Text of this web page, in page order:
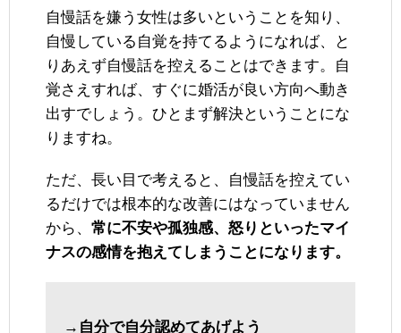
自慢話を嫌う女性は多いということを知り、
自慢している自覚を持てるようになれば、と
りあえず自慢話を控えることはできます。自
覚さえすれば、すぐに婚活が良い方向へ動き
出すでしょう。ひとまず解決ということにな
りますね。
ただ、長い目で考えると、自慢話を控えてい
るだけでは根本的な改善にはなっていません
から、 常に不安や孤独感、怒りといったマイ
ナスの感情を抱えてしまうことになります。
→自分で自分認めてあげよう